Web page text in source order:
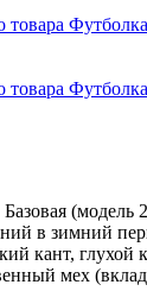
(модель
в зимний
кант, глухой
мех